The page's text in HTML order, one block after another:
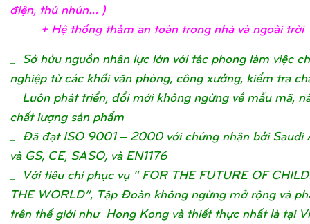
điện, thú nhún… )
+ Hệthống thảm an toàn trong nhà và ngoài trời
Sở hửu nguồn nhân lực lớn với tác phong làm việc
nghiệp từ các khối văn phòng, công xưởng, kiểm tra
_ Luôn phát triển, đổi mới không ngừng về mẫu mã,
chất lượng sản phẩm
_ Đã đạt ISO 9001 – 2000 với chứng nhận bởi Saudi
và GS, CE, SASO, và EN1176
_ Với tiêu chí phục vụ “ FOR THE FUTURE OF
THE WORLD”, Tập Đoàn không ngừng mở rộng và
trên thế giới như Hong Kong và thiết thực nhất là tại